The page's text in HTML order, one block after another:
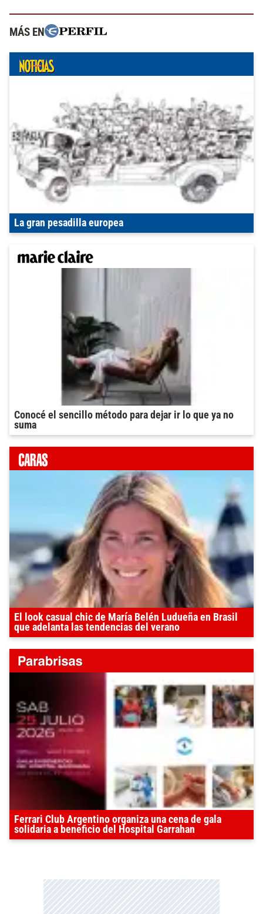
MÁS EN
La gran pesadilla europea
Conocé el sencillo método para dejar ir lo que ya no
suma
El look casual chic de María Belén Ludueña en Brasil
que adelanta las tendencias del verano
Ferrari Club Argentino organiza una cena de gala
solidaria a beneficio del Hospital Garrahan